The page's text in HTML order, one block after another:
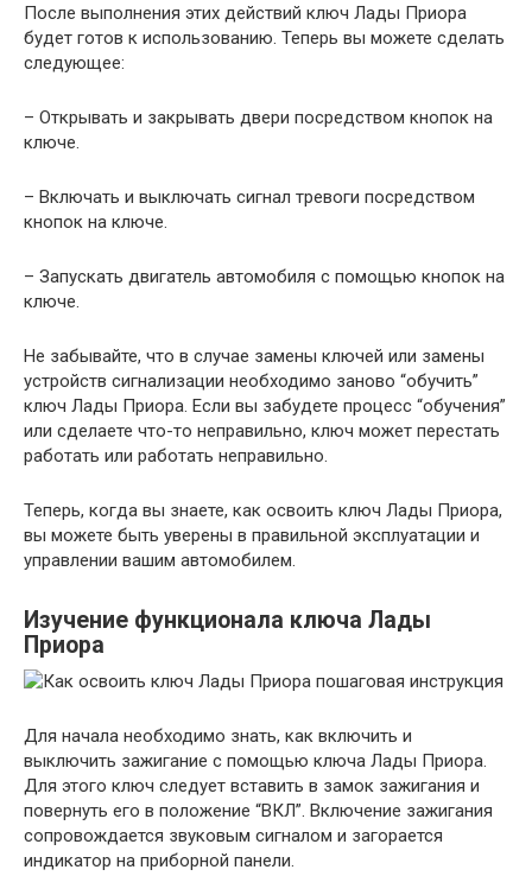
После выполнения этих действий ключ Лады Приора
будет готов к использованию. Теперь вы можете сделать
следующее:
– Открывать и закрывать двери посредством кнопок на
ключе.
– Включать и выключать сигнал тревоги посредством
кнопок на ключе.
– Запускать двигатель автомобиля с помощью кнопок на
ключе.
Не забывайте, что в случае замены ключей или замены
устройств сигнализации необходимо заново “обучить”
ключ Лады Приора. Если вы забудете процесс “обучения”
или сделаете что-то неправильно, ключ может перестать
работать или работать неправильно.
Теперь, когда вы знаете, как освоить ключ Лады Приора,
вы можете быть уверены в правильной эксплуатации и
управлении вашим автомобилем.
Изучение функционала ключа Лады
Приора
Для начала необходимо знать, как включить и
выключить зажигание с помощью ключа Лады Приора.
Для этого ключ следует вставить в замок зажигания и
повернуть его в положение “ВКЛ”. Включение зажигания
сопровождается звуковым сигналом и загорается
индикатор на приборной панели.